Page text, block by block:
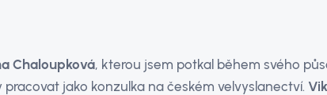
Chaloupková, kterou jsem potkal během svého
jako konzulka na českém velvyslanectví.